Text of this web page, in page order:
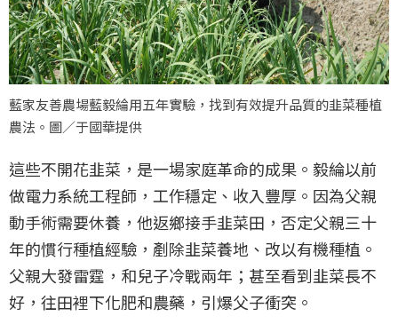
藍家友善農場藍毅綸用五年實驗，找到有效提升品質的韭菜種植
農法。圖／于國華提供
這些不開花韭菜，是一場家庭革命的成果。毅綸以前
做電力系統工程師，工作穩定、收入豐厚。因為父親
動手術需要休養，他返鄉接手韭菜田，否定父親三十
年的慣行種植經驗，剷除韭菜養地、改以有機種植。
父親大發雷霆，和兒子冷戰兩年；甚至看到韭菜長不
好，往田裡下化肥和農藥，引爆父子衝突。